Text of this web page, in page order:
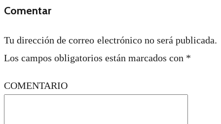
Comentar
Tu dirección de correo electrónico no será publicada.
Los campos obligatorios están marcados con *
COMENTARIO